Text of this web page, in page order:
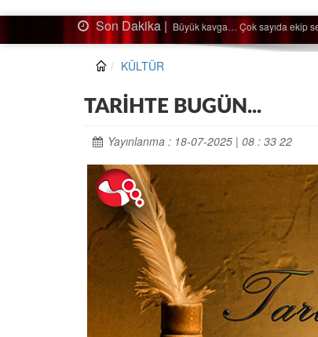
Son Dakika |Ağaçtan düştü…
KÜLTÜR
TARİHTE BUGÜN...
Yayınlanma : 18-07-2025 | 08 : 33 22